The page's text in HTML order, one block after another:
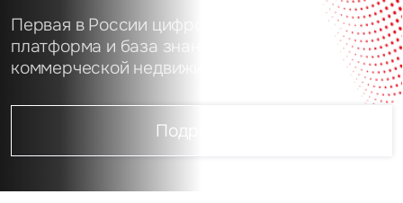
Первая в России цифровая аналитическая
платформа и база знаний о рынке
коммерческой недвижимости
Подробнее